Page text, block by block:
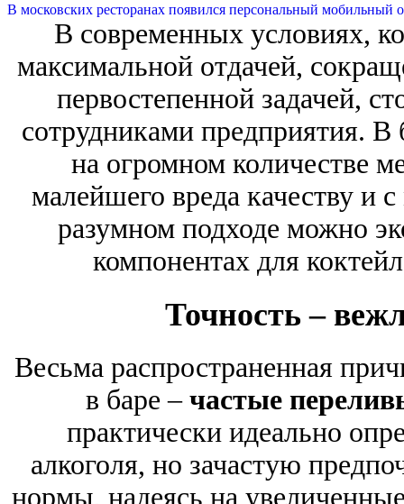
В московских ресторанах появился персональный мобильный
В современных условиях,
максимальной отдачей,
первостепенной задачей,
сотрудниками предприятия.
на огромном количестве
малейшего вреда качеству
разумном подходе можно
компонентах для
Точность –
Весьма распространенная
в баре – частые
практически идеально
алкоголя, но зачастую
нормы, надеясь на